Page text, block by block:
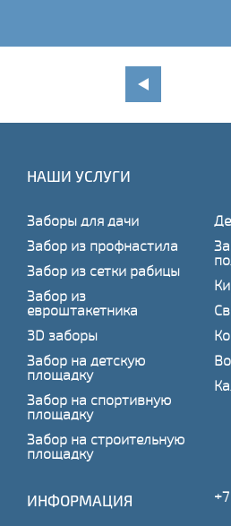
НАШИ УСЛУГИ
Заборы для дачи
Забор из профнастила
Забор из сетки рабицы
Забор из
евроштакетника
3D заборы
Забор на детскую
площадку
Забор на спортивную
площадку
Забор на строительную
площадку
ИНФОРМАЦИЯ